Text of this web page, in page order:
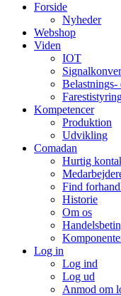
Forside
Nyheder
Webshop
Viden
IOT
Kompetencer
Produktion
Udvikling
Comadan
Hurtig
Find
Historie
Om os
Log in
Log ind
Log ud
Anmod om